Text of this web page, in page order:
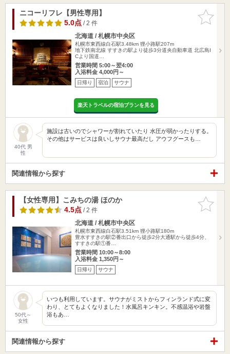
お気に入
りに追加
ニコーリフレ【男性専用】
5.0点/ 2 件
北海道 / 札幌市中央区
札幌市東西線白石駅3.48km 狸小路駅207m
地下鉄南北線 すすきの駅より徒歩3分道央自動車道 北広島I
Cより国道…
営業時間 5:00～翌4:00
入浴料金 4,000円～
日帰り 宿泊 サウナ
楽天トラベルの宿泊プランを見る
40代 男
性
施設は古いのでシャワーが割れていたり 水圧が弱かったりする。
その他はサービスは良いしサウナ最高だし アウフグースも…
関連情報から探す
お気に入
りに追加
【女性専用】こみちの湯 ほのか
4.5点/ 2 件
北海道 / 札幌市中央区
札幌市東西線白石駅3.51km 狸小路駅180m
豊水すすきの駅②番出口から徒歩2分大通駅から徒歩4分、
すすきの駅①番…
営業時間 10:00～8:00
入浴料金 1,350円～
日帰り サウナ
50代～
女性
いつも利用しています。サウナがミストからフィンランド式に変
わり、とてもよくなりました！水風呂キンキン。不感温浴や岩盤
浴もあ…
関連情報から探す